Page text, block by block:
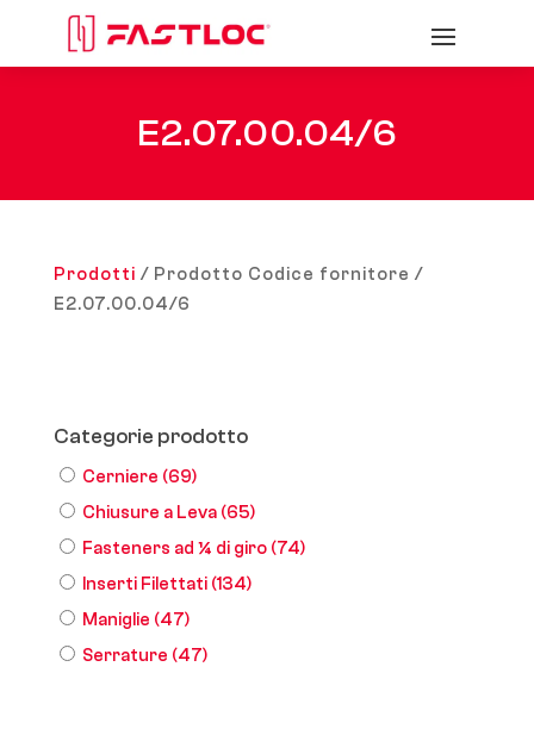
E2.07.00.04/6
Prodotti / Prodotto Codice fornitore /
E2.07.00.04/6
Categorie prodotto
Cerniere (69)
Chiusure a Leva (65)
Fasteners ad ¼ di giro (74)
Inserti Filettati (134)
Maniglie (47)
Serrature (47)